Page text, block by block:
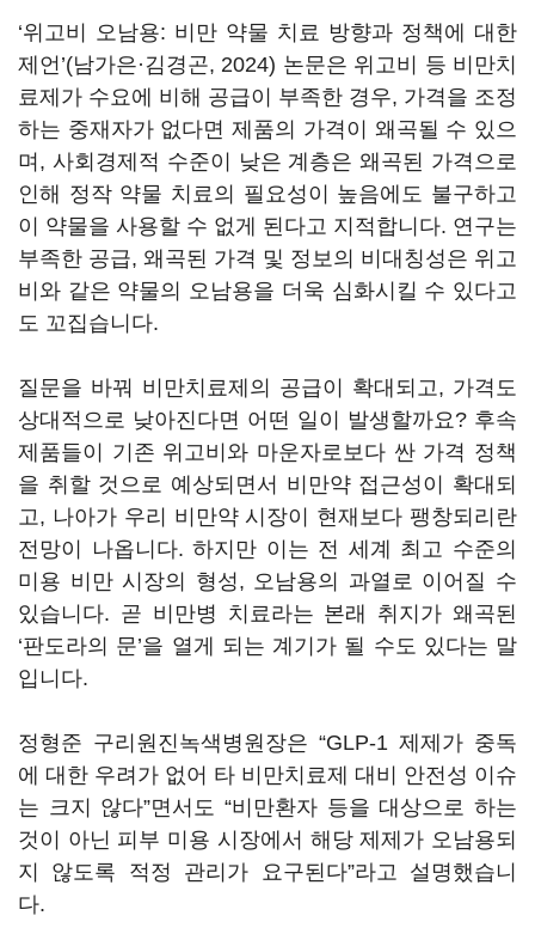
‘위고비 오남용: 비만 약물 치료 방향과 정책에 대한
제언’(남가은·김경곤, 2024) 논문은 위고비 등 비만치
료제가 수요에 비해 공급이 부족한 경우, 가격을 조정
하는 중재자가 없다면 제품의 가격이 왜곡될 수 있으
며, 사회경제적 수준이 낮은 계층은 왜곡된 가격으로
인해 정작 약물 치료의 필요성이 높음에도 불구하고
이 약물을 사용할 수 없게 된다고 지적합니다. 연구는
부족한 공급, 왜곡된 가격 및 정보의 비대칭성은 위고
비와 같은 약물의 오남용을 더욱 심화시킬 수 있다고
도 꼬집습니다.
질문을 바꿔 비만치료제의 공급이 확대되고, 가격도
상대적으로 낮아진다면 어떤 일이 발생할까요? 후속
제품들이 기존 위고비와 마운자로보다 싼 가격 정책
을 취할 것으로 예상되면서 비만약 접근성이 확대되
고, 나아가 우리 비만약 시장이 현재보다 팽창되리란
전망이 나옵니다. 하지만 이는 전 세계 최고 수준의
미용 비만 시장의 형성, 오남용의 과열로 이어질 수
있습니다. 곧 비만병 치료라는 본래 취지가 왜곡된
‘판도라의 문’을 열게 되는 계기가 될 수도 있다는 말
입니다.
정형준 구리원진녹색병원장은 “GLP-1 제제가 중독
에 대한 우려가 없어 타 비만치료제 대비 안전성 이슈
는 크지 않다”면서도 “비만환자 등을 대상으로 하는
것이 아닌 피부 미용 시장에서 해당 제제가 오남용되
지 않도록 적정 관리가 요구된다”라고 설명했습니
다.